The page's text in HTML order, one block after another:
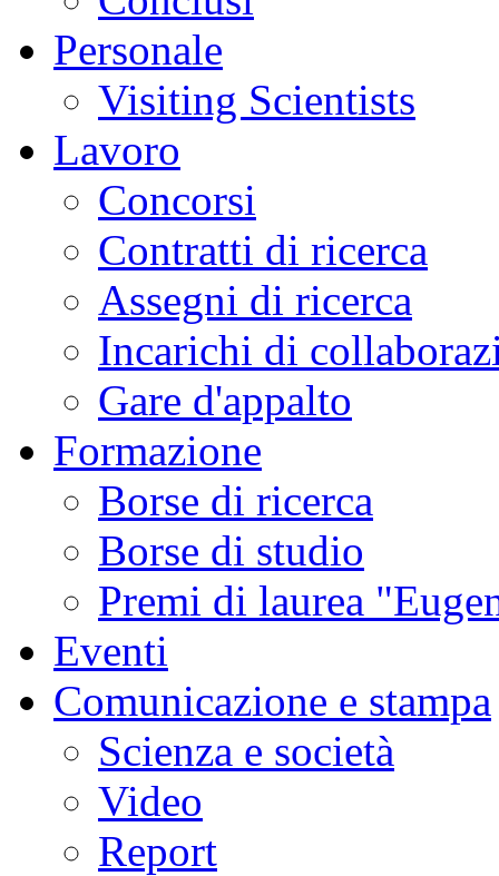
Personale
Visiting Scientists
Lavoro
Concorsi
Contratti di ricerca
Assegni di ricerca
Incarichi di
Gare d'appalto
Formazione
Borse di ricerca
Borse di studio
Premi di laurea
Eventi
Comunicazione e stampa
Scienza e società
Video
Report